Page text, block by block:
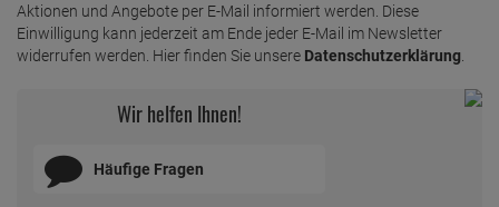
Aktionen und Angebote per E-Mail informiert werden. Diese
Einwilligung kann jederzeit am Ende jeder E-Mail im Newsletter
widerrufen werden. Hier finden Sie unsere Datenschutzerklärung.
Wir helfen Ihnen!
Häufige Fragen